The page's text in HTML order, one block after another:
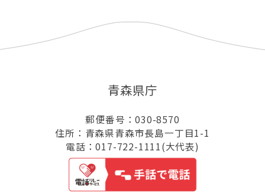
青森県庁
郵便番号：030-8570
住所：青森県青森市長島一丁目1-1
電話：017-722-1111(大代表)